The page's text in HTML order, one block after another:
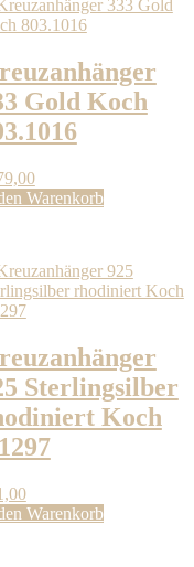
Gold Koch
Warenkorb
Sterlingsilber
Koch
Warenkorb